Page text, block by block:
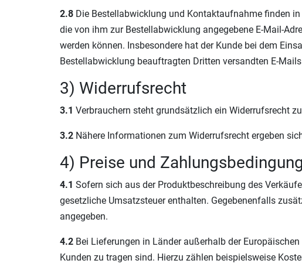
2.8 Die Bestellabwicklung und Kontaktaufnahme finden
die von ihm zur Bestellabwicklung angegebene E-Mail-
werden können. Insbesondere hat der Kunde bei dem
Bestellabwicklung beauftragten Dritten versandten E-
3) Widerrufsrecht
3.1 Verbrauchern steht grundsätzlich ein Widerrufsrecht
3.2 Nähere Informationen zum Widerrufsrecht ergeben
4) Preise und
4.1 Sofern sich aus der Produktbeschreibung des
gesetzliche Umsatzsteuer enthalten. Gegebenenfalls
angegeben.
4.2 Bei Lieferungen in Länder außerhalb der
Kunden zu tragen sind. Hierzu zählen beispielsweise